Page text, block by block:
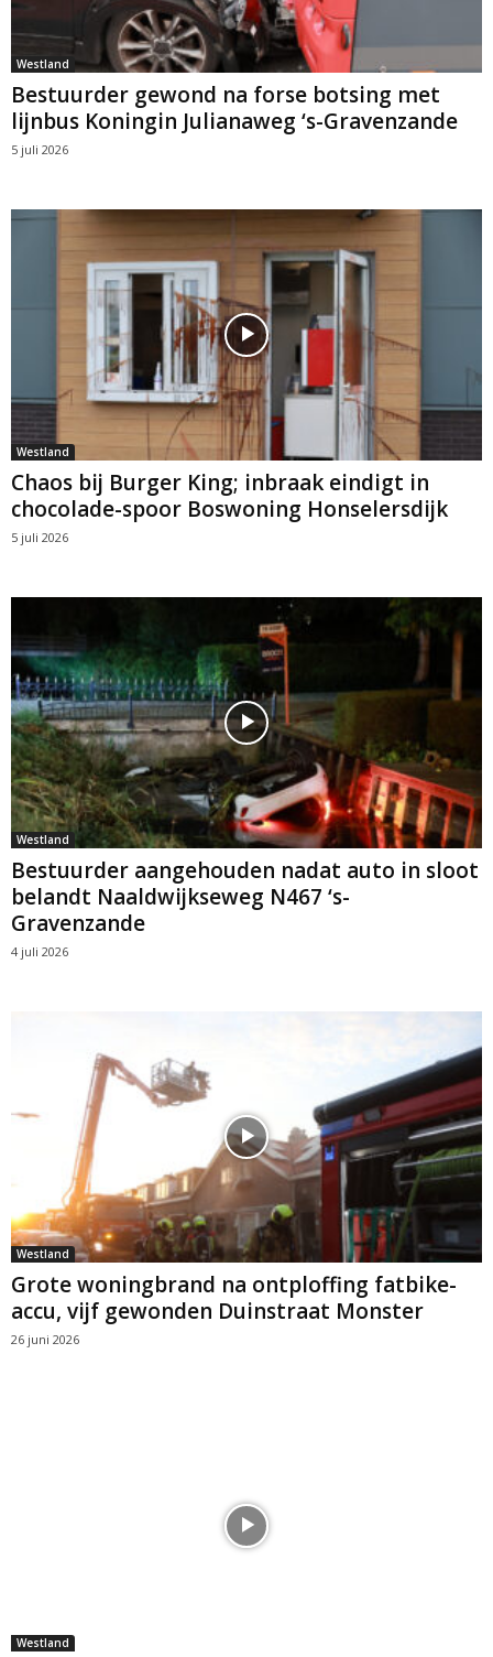
Westland
Bestuurder gewond na forse botsing met
lijnbus Koningin Julianaweg ‘s-Gravenzande
5 juli 2026
Westland
Chaos bij Burger King; inbraak eindigt in
chocolade-spoor Boswoning Honselersdijk
5 juli 2026
Westland
Bestuurder aangehouden nadat auto in sloot
belandt Naaldwijkseweg N467 ‘s-
Gravenzande
4 juli 2026
Westland
Grote woningbrand na ontploffing fatbike-
accu, vijf gewonden Duinstraat Monster
26 juni 2026
Westland